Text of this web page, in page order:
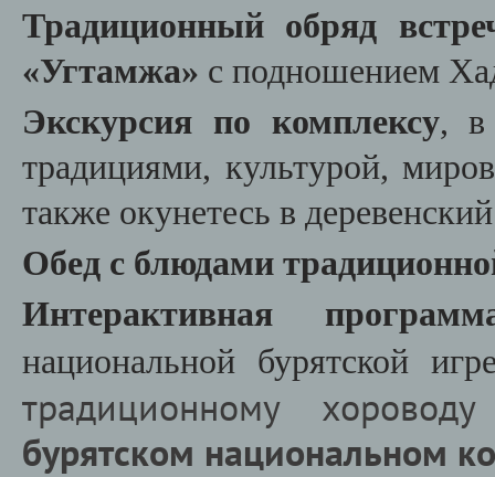
Традиционный обряд
«Угтамжа» с подношением
Экскурсия по комплексу, в
традициями, культурой,
также окунетесь в
Обед с блюдами
Интерактивная
национальной бурятской
традиционному
бурятском национальном